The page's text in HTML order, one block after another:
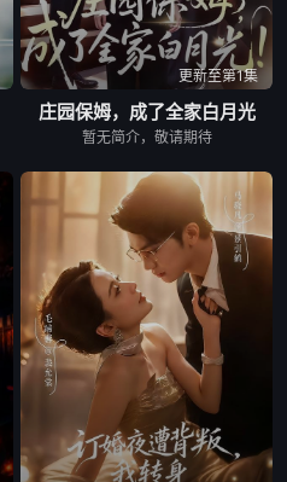
更新至第1集
庄园保姆，成了全家白月光
暂无简介，敬请期待